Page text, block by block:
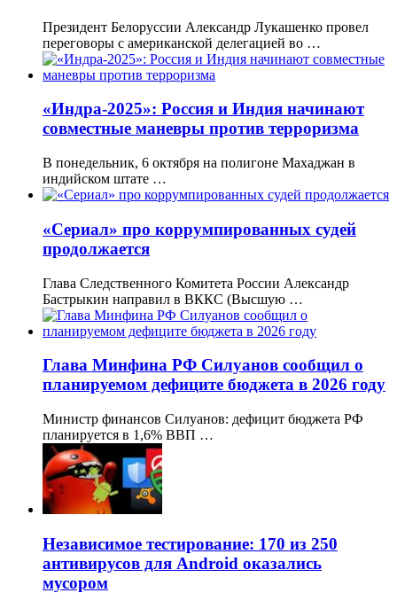
Президент Белоруссии Александр Лукашенко провел
переговоры с американской делегацией во …
«Индра-2025»: Россия и Индия начинают
совместные маневры против терроризма
В понедельник, 6 октября на полигоне Махаджан в
индийском штате …
«Сериал» про коррумпированных судей
продолжается
Глава Следственного Комитета России Александр
Бастрыкин направил в ВККС (Высшую …
Глава Минфина РФ Силуанов сообщил о
планируемом дефиците бюджета в 2026 году
Министр финансов Силуанов: дефицит бюджета РФ
планируется в 1,6% ВВП …
Независимое тестирование: 170 из 250
антивирусов для Android оказались
мусором